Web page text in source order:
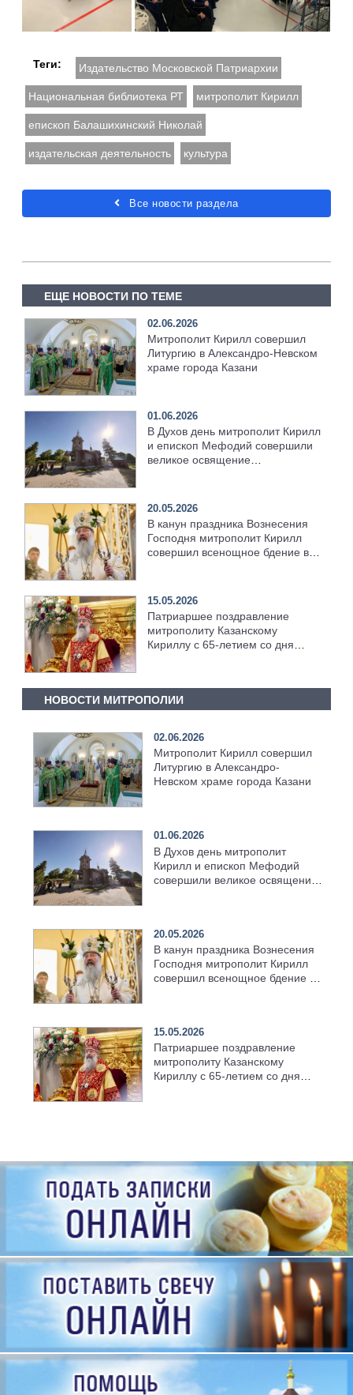
Теги: Издательство Московской Патриархии
Национальная библиотека РТ митрополит Кирилл
епископ Балашихинский Николай
издательская деятельность культура
Все новости раздела
ЕЩЕ НОВОСТИ ПО ТЕМЕ
02.06.2026
Митрополит Кирилл совершил
Литургию в Александро-Невском
храме города Казани
01.06.2026
В Духов день митрополит Кирилл
и епископ Мефодий совершили
великое освящение
20.05.2026
В канун праздника Вознесения
Господня митрополит Кирилл
совершил всенощное бдение в
15.05.2026
Патриаршее поздравление
митрополиту Казанскому
Кириллу с 65-летием со дня
НОВОСТИ МИТРОПОЛИИ
02.06.2026
Митрополит Кирилл совершил
Литургию в Александро-
Невском храме города Казани
01.06.2026
В Духов день митрополит
Кирилл и епископ Мефодий
совершили великое освящение
20.05.2026
В канун праздника Вознесения
Господня митрополит Кирилл
совершил всенощное бдение в
15.05.2026
Патриаршее поздравление
митрополиту Казанскому
Кириллу с 65-летием со дня